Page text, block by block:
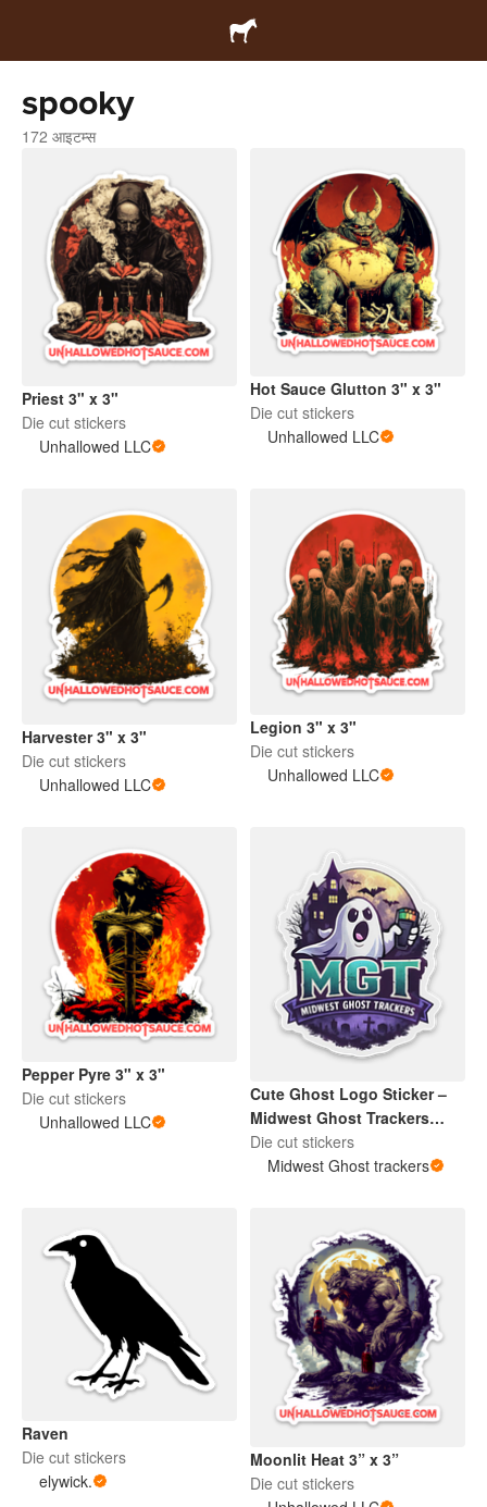
spooky
172 आइटम्स
Priest 3" x 3"
Die cut stickers
Unhallowed LLC
Hot Sauce Glutton 3" x 3"
Die cut stickers
Unhallowed LLC
Harvester 3" x 3"
Die cut stickers
Unhallowed LLC
Legion 3" x 3"
Die cut stickers
Unhallowed LLC
Pepper Pyre 3" x 3"
Die cut stickers
Unhallowed LLC
Cute Ghost Logo Sticker –
Midwest Ghost Trackers
Paranormal Team
Die cut stickers
Midwest Ghost trackers
Raven
Die cut stickers
elywick.
Moonlit Heat 3” x 3”
Die cut stickers